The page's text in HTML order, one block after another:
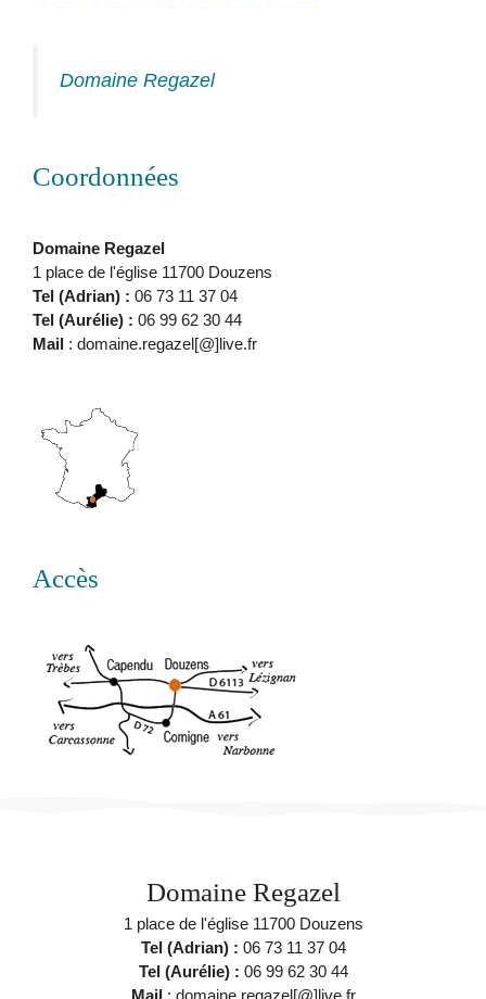
Domaine Regazel
Coordonnées
Domaine Regazel
1 place de l'église 11700 Douzens
Tel (Adrian) : 06 73 11 37 04
Tel (Aurélie) : 06 99 62 30 44
Mail : domaine.regazel[@]live.fr
Accès
Domaine Regazel
1 place de l'église 11700 Douzens
Tel (Adrian) : 06 73 11 37 04
Tel (Aurélie) : 06 99 62 30 44
Mail: domaine.regazel[@]live.fr